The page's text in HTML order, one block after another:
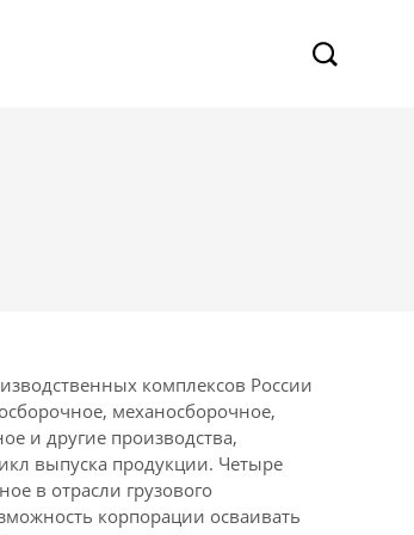
комплексов России
механосборочное,
и другие производства,
выпуска продукции. Четыре
в отрасли грузового
корпорации осваивать